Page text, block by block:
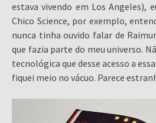
estava vivendo em Los Angeles),
Chico Science, por exemplo,
nunca tinha ouvido falar de
que fazia parte do meu universo.
tecnológica que desse acesso a
fiquei meio no vácuo. Parece